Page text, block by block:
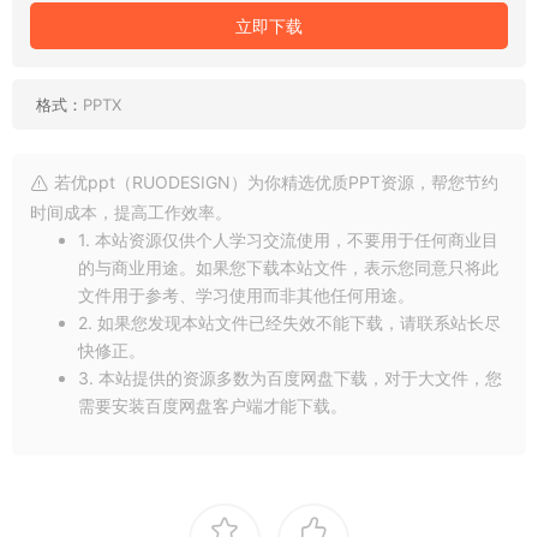
立即下载
格式： PPTX
若优ppt（RUODESIGN）为你精选优质PPT资源，帮您节约
时间成本，提高工作效率。
1. 本站资源仅供个人学习交流使用，不要用于任何商业目
的与商业用途。如果您下载本站文件，表示您同意只将此
文件用于参考、学习使用而非其他任何用途。
2. 如果您发现本站文件已经失效不能下载，请联系站长尽
快修正。
3. 本站提供的资源多数为百度网盘下载，对于大文件，您
需要安装百度网盘客户端才能下载。